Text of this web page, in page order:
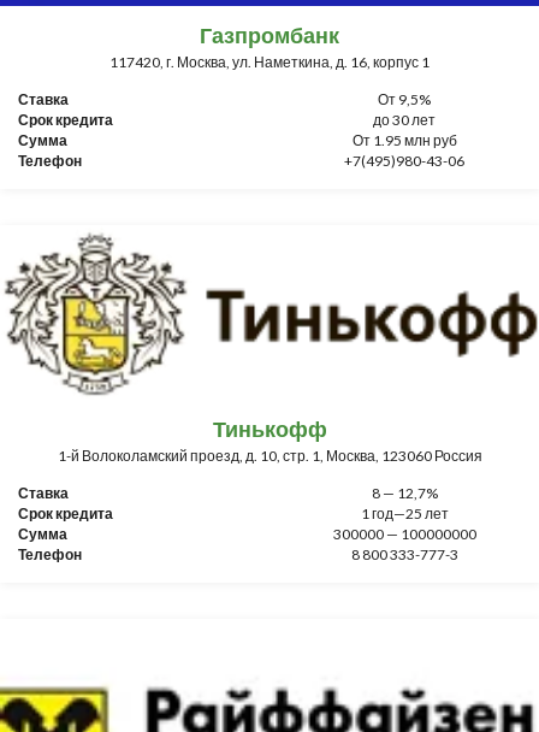
Газпромбанк
117420, г. Москва, ул. Наметкина, д. 16, корпус 1
Ставка
От 9,5%
Срок кредита
до 30 лет
Сумма
От 1.95 млн руб
Телефон
+7(495)980-43-06
Тинькофф
1-й Волоколамский проезд, д. 10, стр. 1, Москва, 123060 Россия
Ставка
8 — 12,7%
Срок кредита
1 год—25 лет
Сумма
300000 — 100000000
Телефон
8 800 333-777-3